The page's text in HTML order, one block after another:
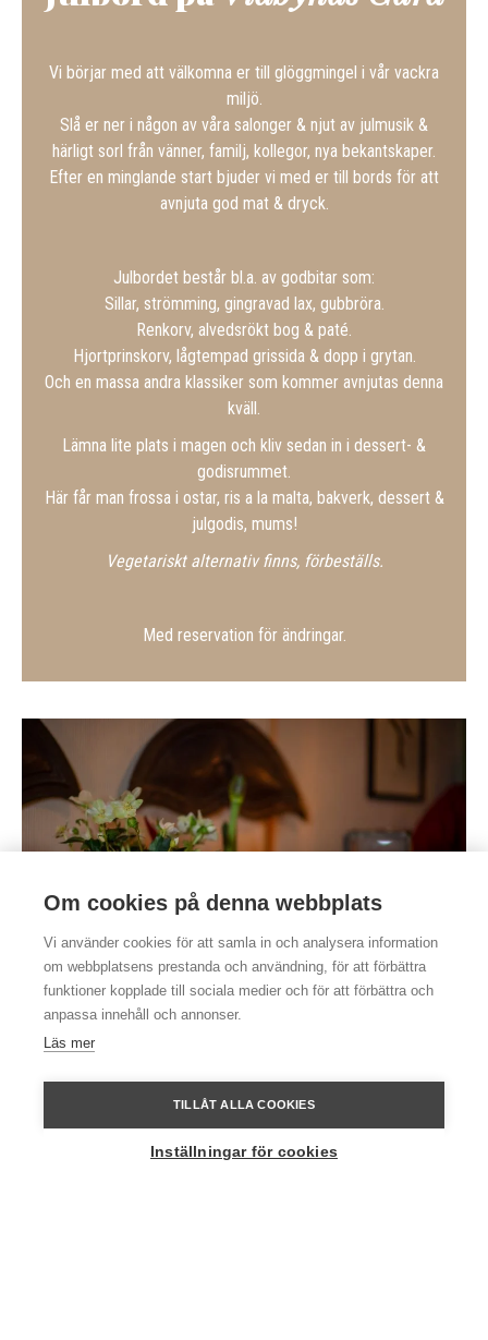
Vi börjar med att välkomna er till glöggmingel i vår vackra
miljö.
Slå er ner i någon av våra salonger & njut av julmusik &
härligt sorl från vänner, familj, kollegor, nya bekantskaper.
Efter en minglande start bjuder vi med er till bords för att
avnjuta god mat & dryck.
Julbordet består bl.a. av godbitar som:
Sillar, strömming, gingravad lax, gubbröra.
Renkorv, alvedsrökt bog & paté.
Hjortprinskorv, lågtempad grissida & dopp i grytan.
Och en massa andra klassiker som kommer avnjutas denna
kväll.
Lämna lite plats i magen och kliv sedan in i dessert- &
godisrummet.
Här får man frossa i ostar, ris a la malta, bakverk, dessert &
julgodis, mums!
Vegetariskt alternativ finns, förbeställs.
Med reservation för ändringar.
Datum & priser 2026
Vårt julbord dukas fram mellan 26 november och 19 december.
Pris:845 sek
Om cookies på denna webbplats
Vi använder cookies för att samla in och analysera information
om webbplatsens prestanda och användning, för att förbättra
funktioner kopplade till sociala medier och för att förbättra och
anpassa innehåll och annonser.
Läs mer
TILLÅT ALLA COOKIES
Inställningar för cookies